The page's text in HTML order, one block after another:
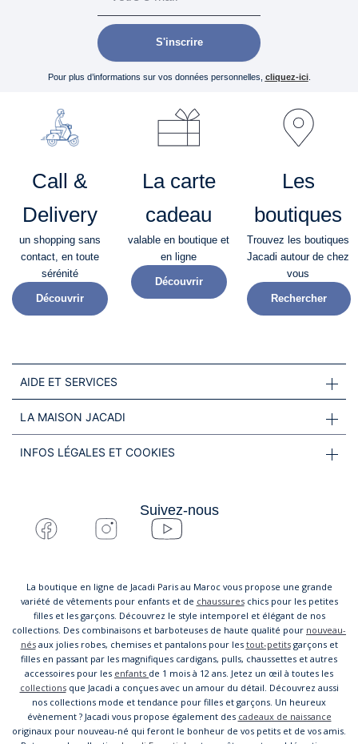
S'inscrire
Pour plus d’informations sur vos données personnelles, cliquez-ici.
Call &
Delivery
un shopping sans
contact, en toute
sérénité​
Découvrir
La carte
cadeau
valable en boutique et
en ligne
Découvrir
Les
boutiques
Trouvez les boutiques
Jacadi autour de chez
vous
Rechercher
AIDE ET SERVICES
LA MAISON JACADI
INFOS LÉGALES ET COOKIES
Suivez-nous
La boutique en ligne de Jacadi Paris au Maroc vous propose une grande
variété de vêtements pour enfants et de chaussureschics pour les petites
filles et les garçons. Découvrez le style intemporel et élégant de nos
collections. Des combinaisons et barboteuses de haute qualité pour nouveau-
nésaux jolies robes, chemises et pantalons pour les tout-petitsgarçons et
filles en passant par les magnifiques cardigans, pulls, chaussettes et autres
accessoires pour les enfants de 1 mois à 12 ans. Jetez un œil à toutes les
collectionsque Jacadi a conçues avec un amour du détail. Découvrez aussi
nos collections mode et tendance pour filles et garçons. Un heureux
évènement ? Jacadi vous propose également des cadeaux de naissance
originaux pour nouveau-né qui feront le bonheur de vos petits et de vos amis.